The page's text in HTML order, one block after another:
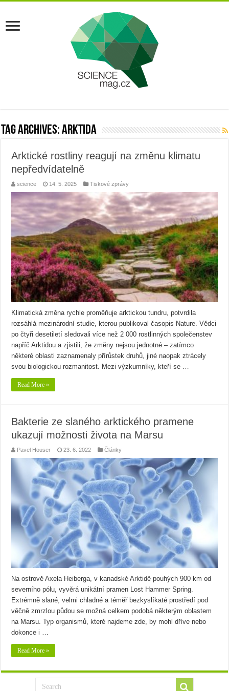
Tag Archives:arktida
Arktické rostliny reagují na změnu klimatu
nepředvídatelně
science 14. 5. 2025 Tiskové zprávy
Klimatická změna rychle proměňuje arktickou tundru, potvrdila
rozsáhlá mezinárodní studie, kterou publikoval časopis Nature. Vědci
po čtyři desetiletí sledovali více než 2 000 rostlinných společenstev
napříč Arktidou a zjistili, že změny nejsou jednotné – zatímco
některé oblasti zaznamenaly přírůstek druhů, jiné naopak ztrácely
svou biologickou rozmanitost. Mezi výzkumníky, kteří se …
Read More »
Bakterie ze slaného arktického pramene
ukazují možnosti života na Marsu
Pavel Houser 23. 6. 2022 Články
Na ostrově Axela Heiberga, v kanadské Arktidě pouhých 900 km od
severního pólu, vyvěrá unikátní pramen Lost Hammer Spring.
Extrémně slané, velmi chladné a téměř bezkyslíkaté prostředí pod
věčně zmrzlou půdou se možná celkem podobá některým oblastem
na Marsu. Typ organismů, které najdeme zde, by mohl dříve nebo
dokonce i …
Read More »